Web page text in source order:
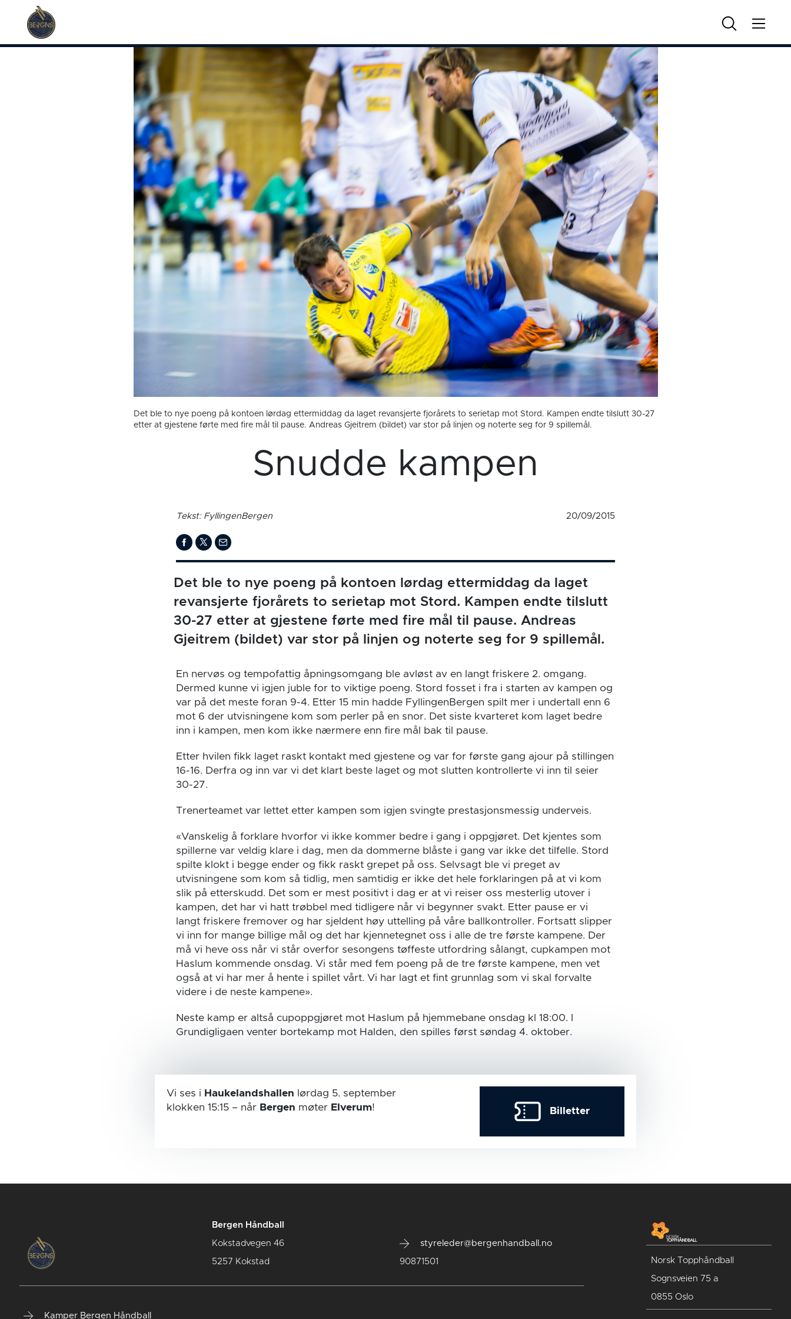
Det ble to nye poeng på kontoen lørdag ettermiddag da laget revansjerte fjorårets to serietap mot Stord. Kampen endte tilslutt 30-27
etter at gjestene førte med fire mål til pause. Andreas Gjeitrem (bildet) var stor på linjen og noterte seg for 9 spillemål.
Snudde kampen
Tekst: FyllingenBergen 20/09/2015
Det ble to nye poeng på kontoen lørdag ettermiddag da laget
revansjerte fjorårets to serietap mot Stord. Kampen endte tilslutt
30-27 etter at gjestene førte med fire mål til pause. Andreas
Gjeitrem (bildet) var stor på linjen og noterte seg for 9 spillemål.
En nervøs og tempofattig åpningsomgang ble avløst av en langt friskere 2. omgang.
Dermed kunne vi igjen juble for to viktige poeng. Stord fosset i fra i starten av kampen og
var på det meste foran 9-4. Etter 15 min hadde FyllingenBergen spilt mer i undertall enn 6
mot 6 der utvisningene kom som perler på en snor. Det siste kvarteret kom laget bedre
inn i kampen, men kom ikke nærmere enn fire mål bak til pause.
Etter hvilen fikk laget raskt kontakt med gjestene og var for første gang ajour på stillingen
16-16. Derfra og inn var vi det klart beste laget og mot slutten kontrollerte vi inn til seier
30-27.
Trenerteamet var lettet etter kampen som igjen svingte prestasjonsmessig underveis.
«Vanskelig å forklare hvorfor vi ikke kommer bedre i gang i oppgjøret. Det kjentes som
spillerne var veldig klare i dag, men da dommerne blåste i gang var ikke det tilfelle. Stord
spilte klokt i begge ender og fikk raskt grepet på oss. Selvsagt ble vi preget av
utvisningene som kom så tidlig, men samtidig er ikke det hele forklaringen på at vi kom
slik på etterskudd. Det som er mest positivt i dag er at vi reiser oss mesterlig utover i
kampen, det har vi hatt trøbbel med tidligere når vi begynner svakt. Etter pause er vi
langt friskere fremover og har sjeldent høy uttelling på våre ballkontroller. Fortsatt slipper
vi inn for mange billige mål og det har kjennetegnet oss i alle de tre første kampene. Der
må vi heve oss når vi står overfor sesongens tøffeste utfordring sålangt, cupkampen mot
Haslum kommende onsdag. Vi står med fem poeng på de tre første kampene, men vet
også at vi har mer å hente i spillet vårt. Vi har lagt et fint grunnlag som vi skal forvalte
videre i de neste kampene».
Neste kamp er altså cupoppgjøret mot Haslum på hjemmebane onsdag kl 18:00. I
Grundigligaen venter bortekamp mot Halden, den spilles først søndag 4. oktober.
Vi ses i Haukelandshallen lørdag 5. september
klokken 15:15– når Bergen møter Elverum! Billetter
Bergen Håndball
Kokstadvegen 46
5257 Kokstad
styreleder@bergenhandball.no
90871501
Kamper Bergen Håndball
Norsk Topphåndball
Sognsveien 75 a
0855 Oslo